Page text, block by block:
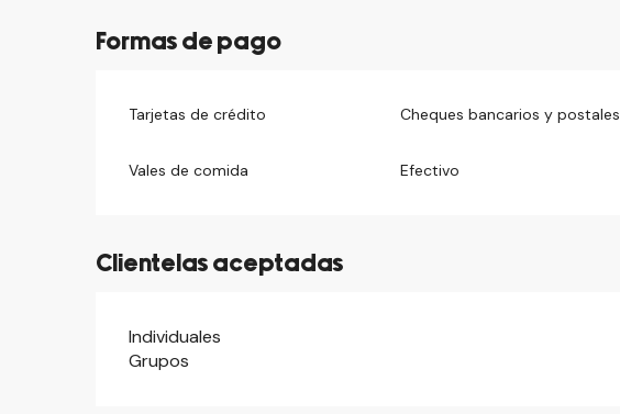
Formas de pago
Tarjetas de crédito Cheques bancarios y postales
Vales de comida Efectivo
Clientelas aceptadas
Individuales
Grupos